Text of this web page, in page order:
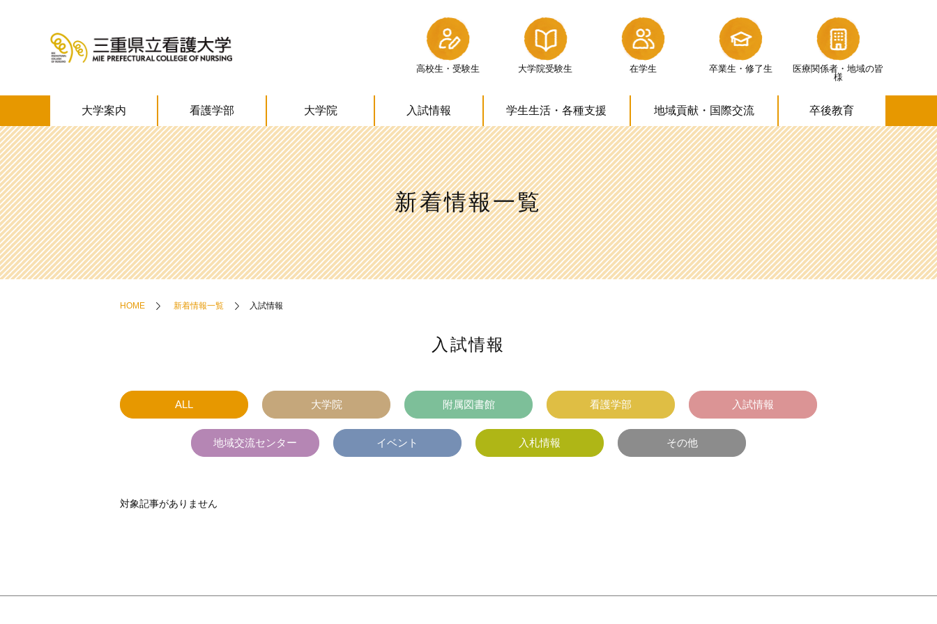
高校生・受験生 大学院受験生 在学生 卒業生・修了生 医療関係者・ 地域の皆
様
大学案内 看護学部 大学院 入試情報 学生生活・各種支援 地域貢献・ 国際交流 卒後教育
新着情報一覧
HOME 新着情報一覧 入試情報
入試情報
ALL 大学院 附属図書館 看護学部 入試情報
地域交流センター イベント 入札情報 その他
対象記事がありません